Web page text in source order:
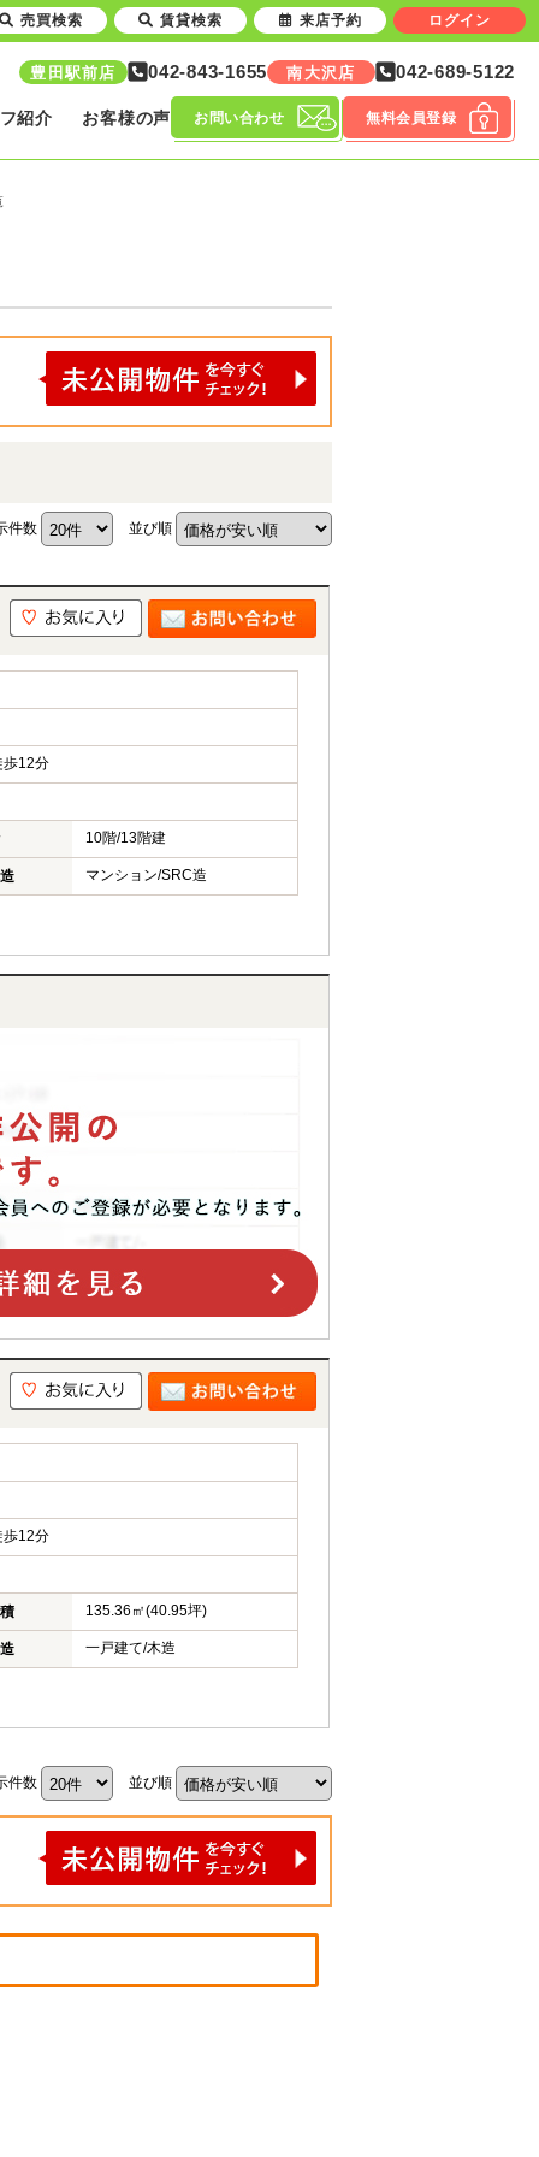
豊田駅前店 042-843-1655 南大沢店 042-689-5122
紹介 お客様の声 お問い合わせ 無料会員登録
件数 並び順
12分
10階/13階建
マンション/SRC造
12分
135.36㎡(40.95坪)
一戸建て/木造
件数 並び順
売買検索 賃貸検索 来店予約 ログイン